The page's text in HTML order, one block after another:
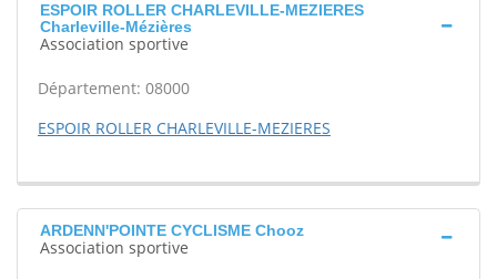
ESPOIR ROLLER CHARLEVILLE-MEZIERES
Charleville-Mézières
Association sportive
Département: 08000
ESPOIR ROLLER CHARLEVILLE-MEZIERES
ARDENN'POINTE CYCLISME Chooz
Association sportive